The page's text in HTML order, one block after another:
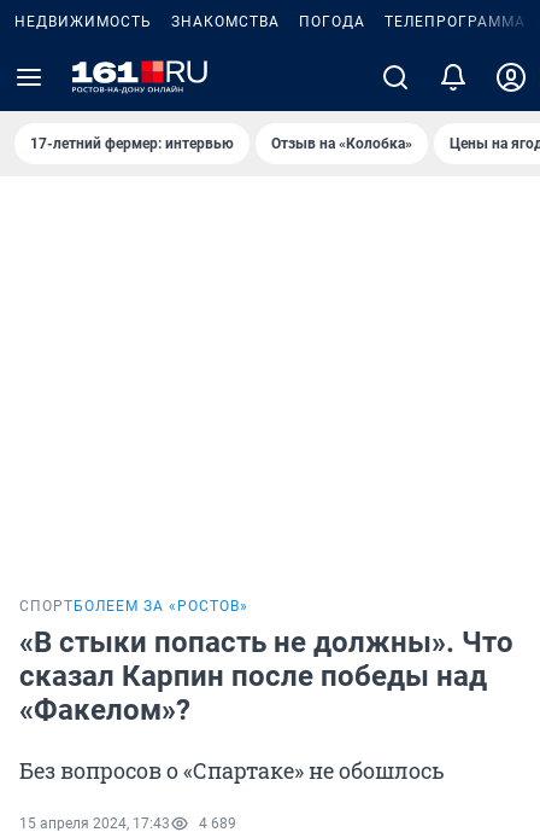
НЕДВИЖИМОСТЬ ЗНАКОМСТВА ПОГОДА ТЕЛЕПРОГРАММА
17-летний фермер: интервью Отзыв на «Колобка» Цены на
СПОРТ БОЛЕЕМ ЗА «РОСТОВ»
«В стыки попасть не должны». Что
сказал Карпин после победы над
«Факелом»?
Без вопросов о «Спартаке» не обошлось
15 апреля 2024, 17:43 4 689